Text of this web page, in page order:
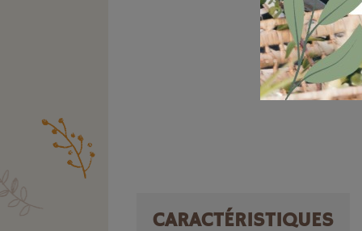
CARACTÉRISTIQUES